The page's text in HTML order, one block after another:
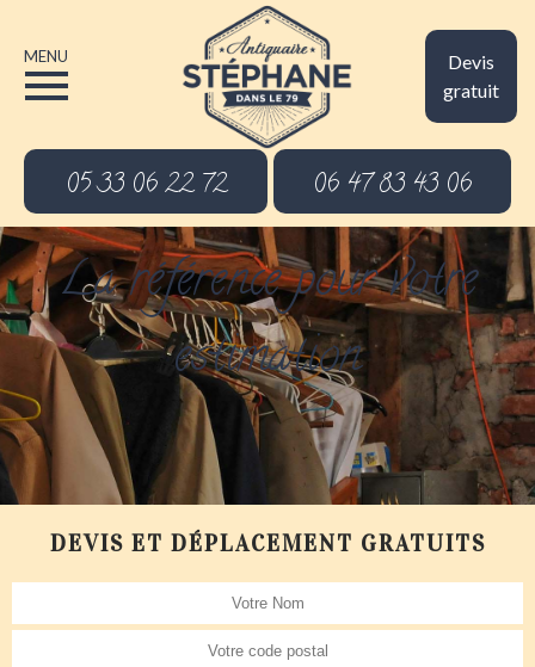
Devis
gratuit
MENU
05 33 06 22 72 06 47 83 43 06
La référence pour votre
estimation
DEVIS ET DÉPLACEMENT GRATUITS